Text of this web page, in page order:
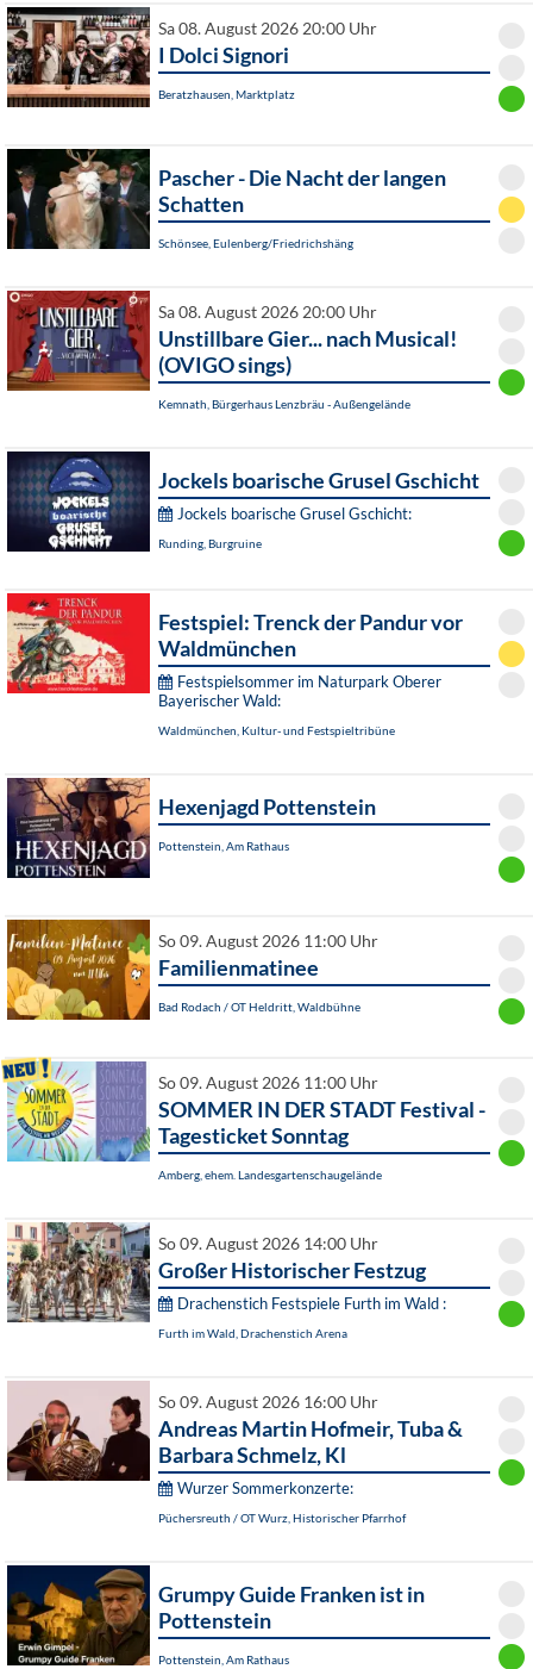
Sa 08. August 2026 20:00 Uhr
I Dolci Signori
Beratzhausen, Marktplatz
Pascher - Die Nacht der langen
Schatten
Schönsee, Eulenberg/Friedrichshäng
Sa 08. August 2026 20:00 Uhr
Unstillbare Gier... nach Musical!
(OVIGO sings)
Kemnath, Bürgerhaus Lenzbräu - Außengelände
Jockels boarische Grusel Gschicht
Jockels boarische Grusel Gschicht:
Runding, Burgruine
Festspiel: Trenck der Pandur vor
Waldmünchen
Festspielsommer im Naturpark Oberer
Bayerischer Wald:
Waldmünchen, Kultur- und Festspieltribüne
Hexenjagd Pottenstein
Pottenstein, Am Rathaus
So 09. August 2026 11:00 Uhr
Familienmatinee
Bad Rodach / OT Heldritt, Waldbühne
So 09. August 2026 11:00 Uhr
SOMMER IN DER STADT Festival -
Tagesticket Sonntag
Amberg, ehem. Landesgartenschaugelände
So 09. August 2026 14:00 Uhr
Großer Historischer Festzug
Drachenstich Festspiele Furth im Wald :
Furth im Wald, Drachenstich Arena
So 09. August 2026 16:00 Uhr
Andreas Martin Hofmeir, Tuba &
Barbara Schmelz, Kl
Wurzer Sommerkonzerte:
Püchersreuth / OT Wurz, Historischer Pfarrhof
Grumpy Guide Franken ist in
Pottenstein
Pottenstein, Am Rathaus